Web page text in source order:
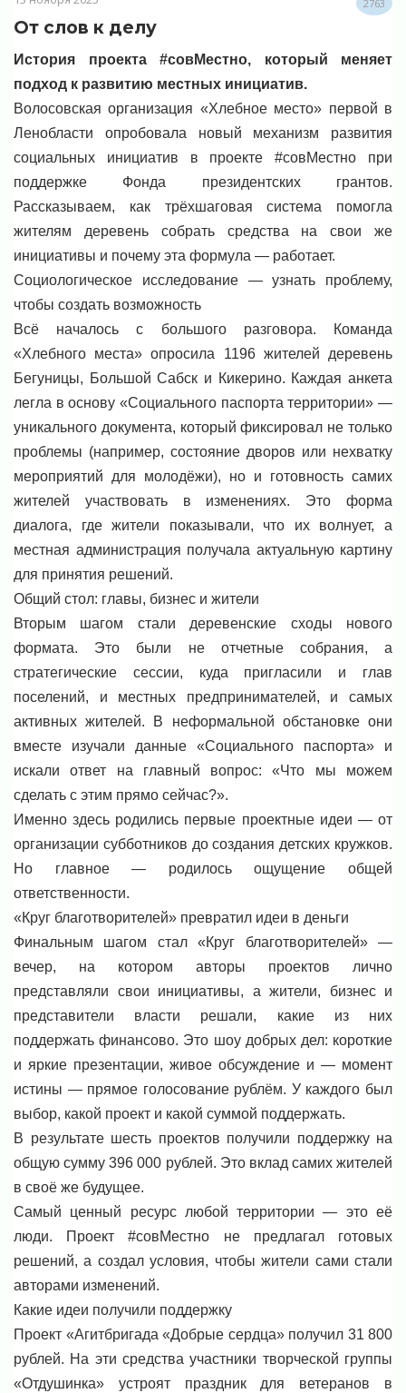
2763
От слов к делу
История проекта #совМестно, который меняет
подход к развитию местных инициатив.
Волосовская организация «Хлебное место» первой в
Ленобласти опробовала новый механизм развития
социальных инициатив в проекте #совМестно при
поддержке Фонда президентских грантов.
Рассказываем, как трёхшаговая система помогла
жителям деревень собрать средства на свои же
инициативы и почему эта формула — работает.
Социологическое исследование — узнать проблему,
чтобы создать возможность
Всё началось с большого разговора. Команда
«Хлебного места» опросила 1196 жителей деревень
Бегуницы, Большой Сабск и Кикерино. Каждая анкета
легла в основу «Социального паспорта территории» —
уникального документа, который фиксировал не только
проблемы (например, состояние дворов или нехватку
мероприятий для молодёжи), но и готовность самих
жителей участвовать в изменениях. Это форма
диалога, где жители показывали, что их волнует, а
местная администрация получала актуальную картину
для принятия решений.
Общий стол: главы, бизнес и жители
Вторым шагом стали деревенские сходы нового
формата. Это были не отчетные собрания, а
стратегические сессии, куда пригласили и глав
поселений, и местных предпринимателей, и самых
активных жителей. В неформальной обстановке они
вместе изучали данные «Социального паспорта» и
искали ответ на главный вопрос: «Что мы можем
сделать с этим прямо сейчас?».
Именно здесь родились первые проектные идеи — от
организации субботников до создания детских кружков.
Но главное — родилось ощущение общей
ответственности.
«Круг благотворителей» превратил идеи в деньги
Финальным шагом стал «Круг благотворителей» —
вечер, на котором авторы проектов лично
представляли свои инициативы, а жители, бизнес и
представители власти решали, какие из них
поддержать финансово. Это шоу добрых дел: короткие
и яркие презентации, живое обсуждение и — момент
истины — прямое голосование рублём. У каждого был
выбор, какой проект и какой суммой поддержать.
В результате шесть проектов получили поддержку на
общую сумму 396 000 рублей. Это вклад самих жителей
в своё же будущее.
Самый ценный ресурс любой территории — это её
люди. Проект #совМестно не предлагал готовых
решений, а создал условия, чтобы жители сами стали
авторами изменений.
Какие идеи получили поддержку
Проект «Агитбригада «Добрые сердца» получил 31 800
рублей. На эти средства участники творческой группы
«Отдушинка» устроят праздник для ветеранов в